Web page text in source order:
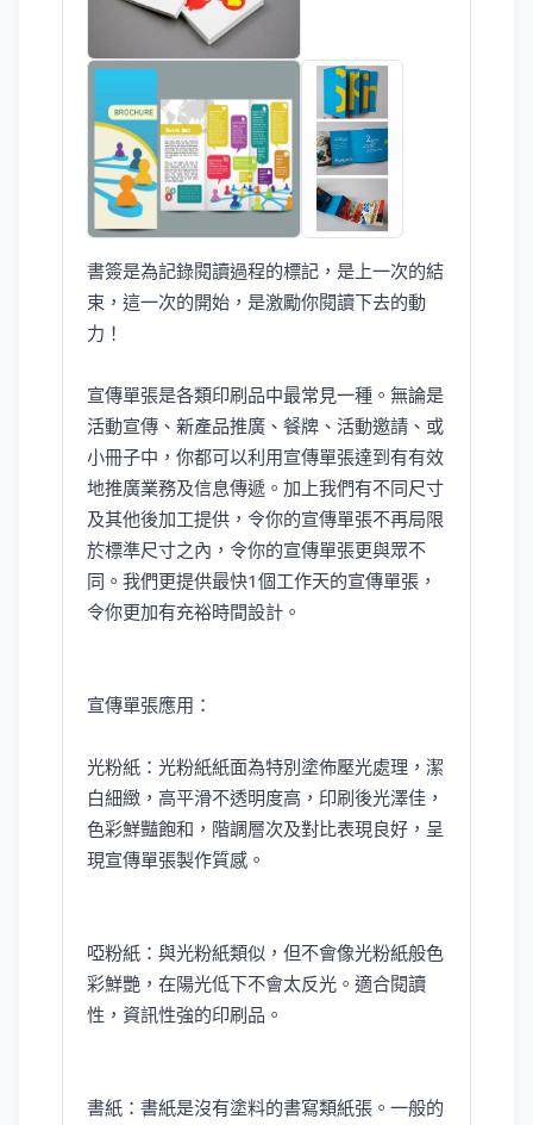
書簽是為記錄閱讀過程的標記，是上一次的結
束，這一次的開始，是激勵你閱讀下去的動
力！
宣傳單張是各類印刷品中最常見一種。無論是
活動宣傳、新產品推廣、餐牌、活動邀請、或
小冊子中，你都可以利用宣傳單張達到有有效
地推廣業務及信息傳遞。加上我們有不同尺寸
及其他後加工提供，令你的宣傳單張不再局限
於標準尺寸之內，令你的宣傳單張更與眾不
同。我們更提供最快1個工作天的宣傳單張，
令你更加有充裕時間設計。
宣傳單張應用：
光粉紙：光粉紙紙面為特別塗佈壓光處理，潔
白細緻，高平滑不透明度高，印刷後光澤佳，
色彩鮮豔飽和，階調層次及對比表現良好，呈
現宣傳單張製作質感。
啞粉紙：與光粉紙類似，但不會像光粉紙般色
彩鮮艷，在陽光低下不會太反光。適合閱讀
性，資訊性強的印刷品。
書紙：書紙是沒有塗料的書寫類紙張。一般的